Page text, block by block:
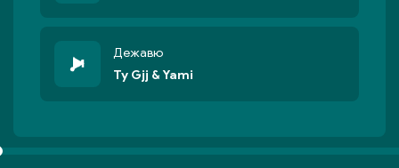
Дежавю
Ty Gjj & Yami